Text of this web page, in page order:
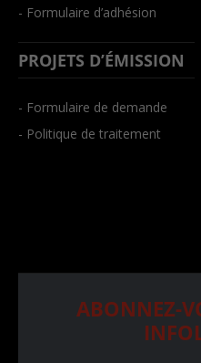
- Formulaire d’adhésion
PROJETS D’ÉMISSION
- Formulaire de demande
- Politique de traitement
ABONNEZ-